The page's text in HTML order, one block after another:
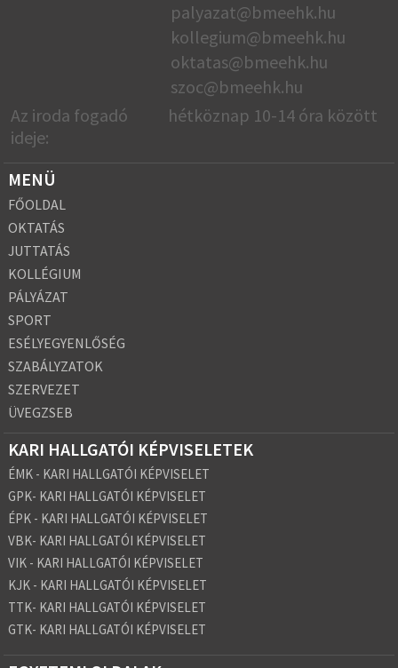
palyazat@bmeehk.hu
kollegium@bmeehk.hu
oktatas@bmeehk.hu
szoc@bmeehk.hu
Az iroda fogadó
ideje:
hétköznap 10-14 óra között
MENÜ
FŐOLDAL
OKTATÁS
JUTTATÁS
KOLLÉGIUM
PÁLYÁZAT
SPORT
ESÉLYEGYENLŐSÉG
SZABÁLYZATOK
SZERVEZET
ÜVEGZSEB
KARI HALLGATÓI KÉPVISELETEK
ÉMK - KARI HALLGATÓI KÉPVISELET
GPK- KARI HALLGATÓI KÉPVISELET
ÉPK - KARI HALLGATÓI KÉPVISELET
VBK- KARI HALLGATÓI KÉPVISELET
VIK - KARI HALLGATÓI KÉPVISELET
KJK - KARI HALLGATÓI KÉPVISELET
TTK- KARI HALLGATÓI KÉPVISELET
GTK- KARI HALLGATÓI KÉPVISELET